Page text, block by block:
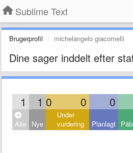
Sublime Text
Brugerprofil michelangelo giacomelli
Dine sager inddelt efter
1 1 0 0 0
Alle Nye
Under
vurdering
Planlagt